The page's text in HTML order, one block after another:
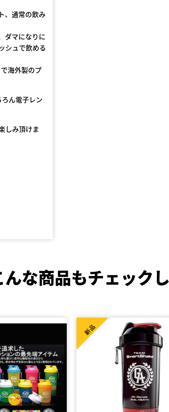
、通常の飲み
ダマになりに
シュで飲める
海外製のプ
ん電子レン
しみ頂けま
んな商品もチェックし